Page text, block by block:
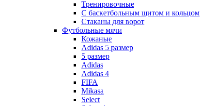
Тренировочные
С баскетбольным щитом и кольцом
Стаканы для ворот
Футбольные мячи
Кожаные
Adidas 5 размер
5 размер
Adidas
Adidas 4
FIFA
Mikasa
Select